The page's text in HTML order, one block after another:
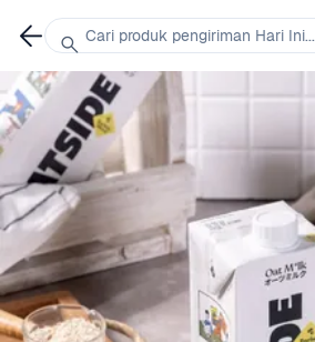
Cari produk pengiriman Hari Ini...